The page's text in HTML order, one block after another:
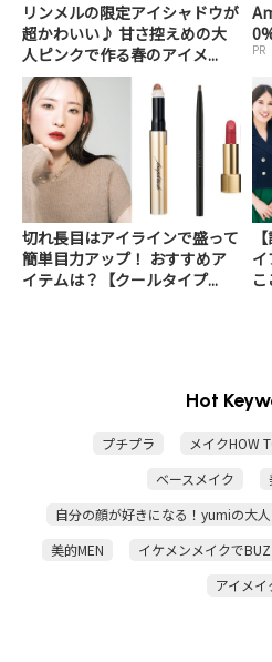
リンメルの限定アイシャドウが
超かわいい♪ 甘さ控えめの大
人ピンクで作る春のアイメ...
PR
切れ長目はアイラインで盛って
簡単目力アップ！ おすすめア
イテムは？【クールタイプ...
Hot
プチプラ メイクHOW
ベースメイク
自分の顔が好きになる！yumiの大
美的MEN
イケメンメイクで
アイメイ